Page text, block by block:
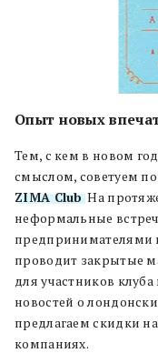
Опыт новых
Тем, с кем в новом
смыслом, советуем
ZIMA Club. На
неформальные
предпринимателями
проводит закрытые
для участников
новостей о
предлагаем скидки
компаниях.